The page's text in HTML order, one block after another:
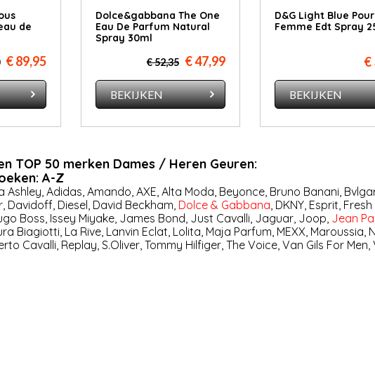
de
€ 89,95
Dolce&gabbana The One
Eau De Parfum Natural
Spray 30ml
€ 52,35 € 47,99
BEKIJKEN
D&G Light Blue Pour
Femme Edt Spray
€
BEKIJKEN
TOP 50 merken Dames / Heren Geuren:
A-Z
Ashley, Adidas, Amando, AXE, Al­ta Mo­da, Beyonce, Bruno Banani,
, Davidoff, Diesel, David Beckham, Dolce & Gabbana, DKNY, Esprit, Fresh
Boss, Issey Miyake, James Bond, Just Cavalli, Jaguar, Joop, Jean
Biagiotti, La Rive, Lanvin Eclat, Lolita, Maja Parfum, MEXX, Maroussia,
Cavalli, Replay, S.Oliver, Tommy Hilfiger, The Voice, Van Gils For Men,